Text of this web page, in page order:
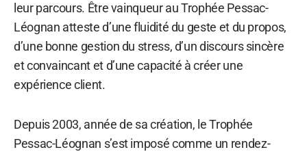
leur parcours. Être vainqueur au Trophée Pessac-
Léognan atteste d’une fluidité du geste et du propos,
d’une bonne gestion du stress, d’un discours sincère
et convaincant et d’une capacité à créer une
expérience client.
Depuis 2003, année de sa création, le Trophée
Pessac-Léognan s’est imposé comme un rendez-